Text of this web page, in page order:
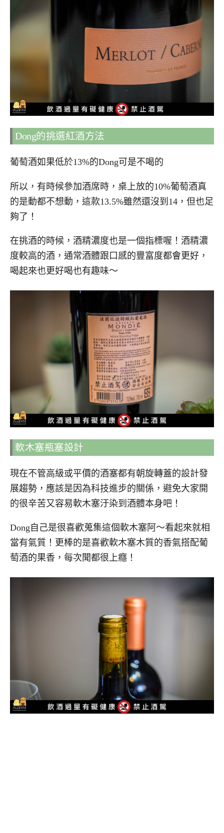
Dong的挑選紅酒方法
葡萄酒如果低於13%的Dong可是不喝的
所以，有時候參加酒席時，桌上放的10%葡萄酒真
的是動都不想動，這款13.5%雖然還沒到14，但也足
夠了！
在挑酒的時候，酒精濃度也是一個指標喔！酒精濃
度較高的酒，通常酒體跟口感的豐富度都會更好，
喝起來也更好喝也有趣味～
軟木塞瓶塞設計
現在不管高級或平價的酒塞都有朝旋轉蓋的設計發
展趨勢，應該是因為科技進步的關係，避免大家開
的很辛苦又容易軟木塞汙染到酒體本身吧！
Dong自己是很喜歡蒐集這個軟木塞阿～看起來就相
當有氣質！更棒的是喜歡軟木塞木質的香氣搭配葡
萄酒的果香，每次聞都很上癮！